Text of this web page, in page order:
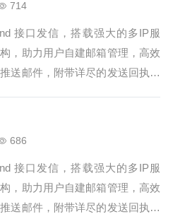
过此接口，企业可以轻松验证...
714
接口发信，搭载强大的多IP服
，助力用户自建邮箱管理，高效
送邮件，附带详尽的发送回执，
效、安全和便捷的邮件服务。
686
接口发信，搭载强大的多IP服
，助力用户自建邮箱管理，高效
送邮件，附带详尽的发送回执，